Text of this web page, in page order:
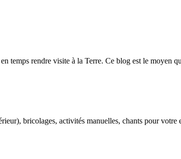
temps rendre visite à la Terre. Ce blog est le moyen
bricolages, activités manuelles, chants pour